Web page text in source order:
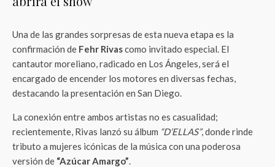
Una de las grandes sorpresas de esta nueva etapa es la
confirmación de Fehr Rivascomo invitado especial. El
cantautor moreliano, radicado en Los Ángeles, será el
encargado de encender los motores en diversas fechas,
destacando la presentación en San Diego.
La conexión entre ambos artistas no es casualidad;
recientemente, Rivas lanzó su álbum “D’ELLAS”, donde rinde
tributo a mujeres icónicas de la música con una poderosa
versión de “Azúcar Amargo”.